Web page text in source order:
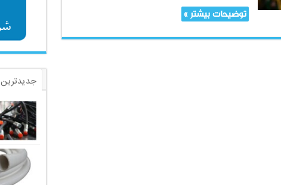
توضیحات بیشتر »
جدیدترین
برچسب